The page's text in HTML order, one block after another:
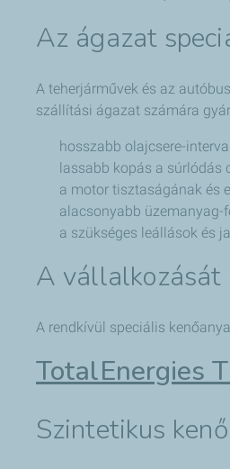
Az ágazat
A teherjárművek és az
szállítási ágazat számára
hosszabb olajcsere-
lassabb kopás a súrlódás
a motor tisztaságának és
alacsonyabb üzemanyag-
a szükséges leállások és
A vállalkozását
A rendkívül speciális
TotalEnergies
Szintetikus